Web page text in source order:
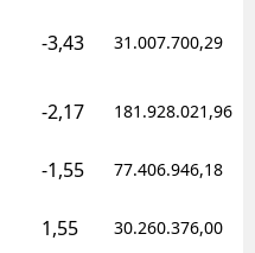
-3,43 31.007.700,29
-2,17 181.928.021,96
-1,55 77.406.946,18
1,55 30.260.376,00